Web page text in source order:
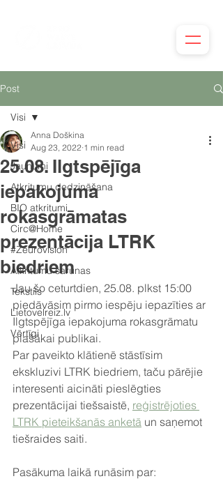
Post
Visi
Jaunumi
Atkritumu dedzināšana
BIO atkritumi
Circ@Home
#Zeurovision
Atkritumu sarunas
Tekstils
Lietovelreiz.lv
Vērtīgi
Visi
25.08. Ilgtspējīga
iepakojuma
rokasgrāmatas
prezentācija LTRK
biedriem
Anna Doškina
Aug 23, 2022 1 min read
Jau šo ceturtdien, 25.08. plkst 15:00
piedāvāsim pirmo iespēju iepazīties ar
Ilgtspējīga iepakojuma rokasgrāmatu
plašākai publikai.
Par paveikto klātienē stāstīsim
ekskluzivi LTRK biedriem, taču pārējie
interesenti aicināti pieslēgties
prezentācijai tiešsaistē, reģistrējoties
LTRK pieteikšanās anketā un saņemot
tiešraides saiti.
Pasākuma laikā runāsim par: